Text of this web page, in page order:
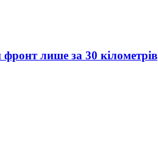
лише за 30 кілометрів